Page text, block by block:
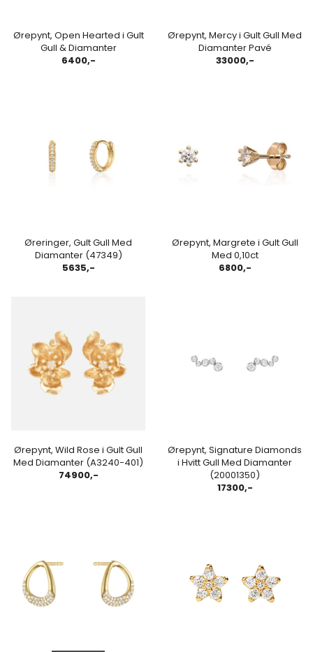
Ørepynt, Open Hearted i Gult
Gull & Diamanter
6400,-
Ørepynt, Mercy i Gult Gull Med
Diamanter Pavé
33000,-
Øreringer, Gult Gull Med
Diamanter (47349)
5635,-
Ørepynt, Margrete i Gult Gull
Med 0,10ct
6800,-
Ørepynt, Wild Rose i Gult Gull
Med Diamanter (A3240-401)
74900,-
Ørepynt, Signature Diamonds
i Hvitt Gull Med Diamanter
(20001350)
17300,-